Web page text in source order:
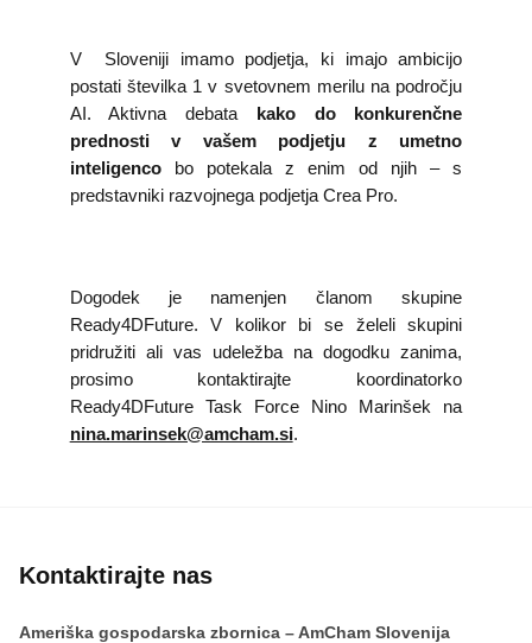
V Sloveniji imamo podjetja, ki imajo ambicijo
postati številka 1 v svetovnem merilu na področju
AI. Aktivna debata kako do konkurenčne
prednosti v vašem podjetju z umetno
inteligencobo potekala z enim od njih – s
predstavniki razvojnega podjetja Crea Pro.
Dogodek je namenjen članom skupine
Ready4DFuture. V kolikor bi se želeli skupini
pridružiti ali vas udeležba na dogodku zanima,
prosimo kontaktirajte koordinatorko
Ready4DFuture Task Force Nino Marinšek na
nina.marinsek@amcham.si.
Kontaktirajte nas
Ameriška gospodarska zbornica – AmCham Slovenija